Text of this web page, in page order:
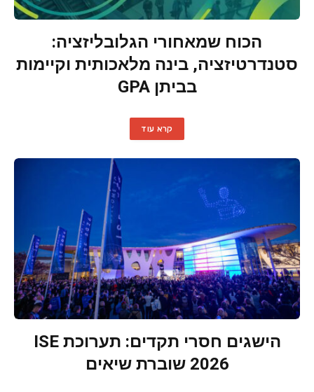
הכוח שמאחורי הגלובליזציה:
סטנדרטיזציה, בינה מלאכותית וקיימות
בביתן GPA
קרא עוד
הישגים חסרי תקדים: תערוכת ISE
2026 שוברת שיאים